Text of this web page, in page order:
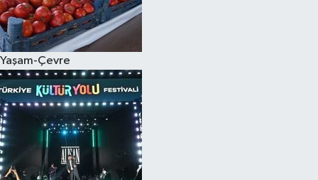
Yaşam-Çevre
Spor
Burç Yorumları
Çocuk
Eğitim
Hava Durumu